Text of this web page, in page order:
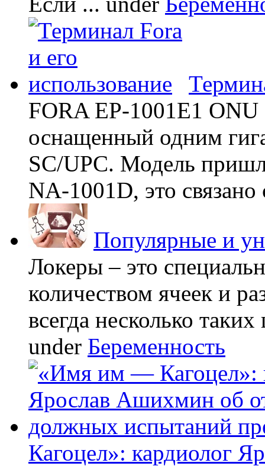
FORA EP-1001E1 ONU
оснащенный одним
SC/UPC. Модель
NA-1001D, это связано
Популярные и
Локеры – это
количеством ячеек и
всегда несколько
under Беременность
Кагоцел»: кардиолог